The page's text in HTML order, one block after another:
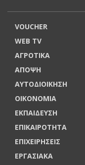
VOUCHER
WEB TV
ΑΓΡΟΤΙΚΑ
ΑΠΟΨΗ
ΑΥΤΟΔΙΟΙΚΗΣΗ
ΟΙΚΟΝΟΜΙΑ
ΕΚΠΑΙΔΕΥΣΗ
ΕΠΙΚΑΙΡΟΤΗΤΑ
ΕΠΙΧΕΙΡΗΣΕΙΣ
ΕΡΓΑΣΙΑΚΑ